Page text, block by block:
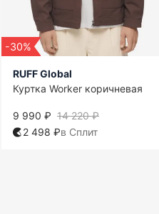
-30%
RUFF Global
Куртка Worker коричневая
14 220 ₽
9 990 ₽
2 498 ₽в Сплит